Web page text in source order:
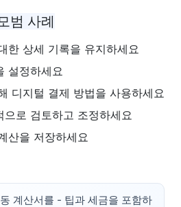
범 사례
한 상세 기록을 유지하세요
설정하세요
디지털 결제 방법을 사용하세요
으로 검토하고 조정하세요
산을 저장하세요
계산서를 - 팁과 세금을 포함하